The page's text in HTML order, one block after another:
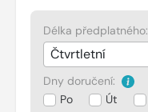
Délka předplatného:
Dny doručení:
Po
Út